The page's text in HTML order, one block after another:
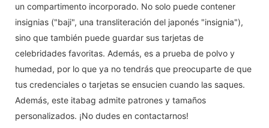
un compartimento incorporado. No solo puede contener
insignias ("baji", una transliteración del japonés "insignia"),
sino que también puede guardar sus tarjetas de
celebridades favoritas. Además, es a prueba de polvo y
humedad, por lo que ya no tendrás que preocuparte de que
tus credenciales o tarjetas se ensucien cuando las saques.
Además, este itabag admite patrones y tamaños
personalizados. ¡No dudes en contactarnos!